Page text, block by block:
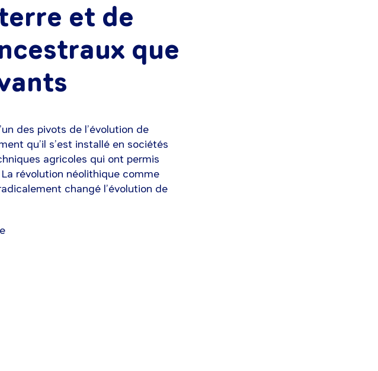
et de
que
des pivots de l’évolution de
qu’il s’est installé en sociétés
agricoles qui ont permis
révolution néolithique comme
changé l’évolution de